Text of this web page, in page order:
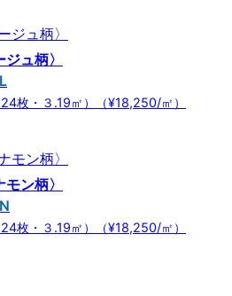
ジュ柄〉
枚・３.19㎡）（¥18,250/㎡）
モン柄〉
枚・３.19㎡）（¥18,250/㎡）